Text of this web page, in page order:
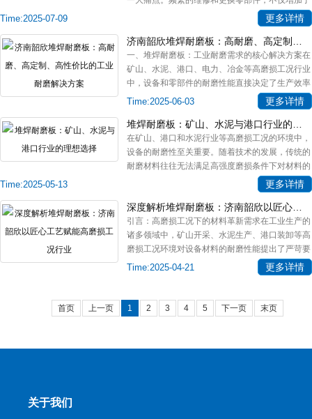
Time:2025-07-09 更多详情
一、堆焊耐磨板：工业耐磨需求的核心解决方案在
矿山、水泥、港口、电力、冶金等高磨损工况行业
中，设备和零部件的耐磨性能直接决定了生产效率
和运行成本。传统的耐磨材料往
Time:2025-06-03 更多详情
在矿山、港口和水泥行业等高磨损工况的环境中，
设备的耐磨性至关重要。随着技术的发展，传统的
耐磨材料往往无法满足高强度磨损条件下对材料的
Time:2025-05-13 更多详情
引言：高磨损工况下的材料革新需求在工业生产的
诸多领域中，矿山开采、水泥生产、港口装卸等高
磨损工况环境对设备材料的耐磨性能提出了严苛要
求。传统材料在应对长期摩擦、
Time:2025-04-21 更多详情
首页 上一页 1 2 3 4 5 下一页 末页
关于我们